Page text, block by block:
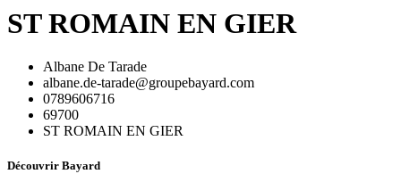
ST ROMAIN EN GIER
Albane De Tarade
albane.de-tarade@groupebayard.com
0789606716
69700
ST ROMAIN EN GIER
Découvrir Bayard